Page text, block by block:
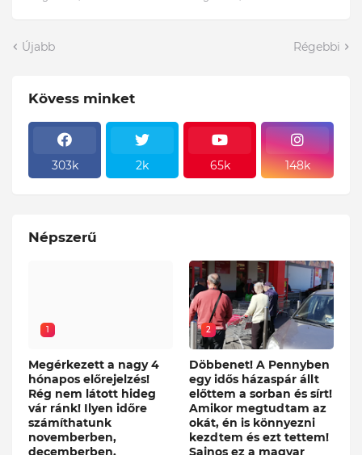
Újabb Régebbi
Kövess minket
303k 2k 65k 148k
Népszerű
1
Megérkezett a nagy 4
hónapos előrejelzés!
Rég nem látott hideg
vár ránk! Ilyen időre
számíthatunk
novemberben,
decemberben,
2
Döbbenet! A Pennyben
egy idős házaspár állt
előttem a sorban és sírt!
Amikor megtudtam az
okát, én is könnyezni
kezdtem és ezt tettem!
Sajnos ez a magyar